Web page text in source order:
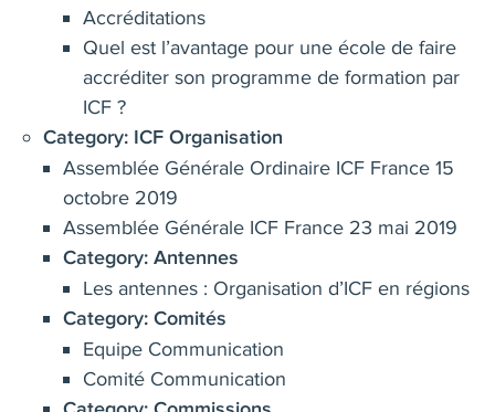
Accréditations
Quel est l’avantage pour une école de faire
accréditer son programme de formation par
ICF ?
Category: ICF Organisation
Assemblée Générale Ordinaire ICF France 15
octobre 2019
Assemblée Générale ICF France 23 mai 2019
Category: Antennes
Les antennes : Organisation d’ICF en régions
Category: Comités
Equipe Communication
Comité Communication